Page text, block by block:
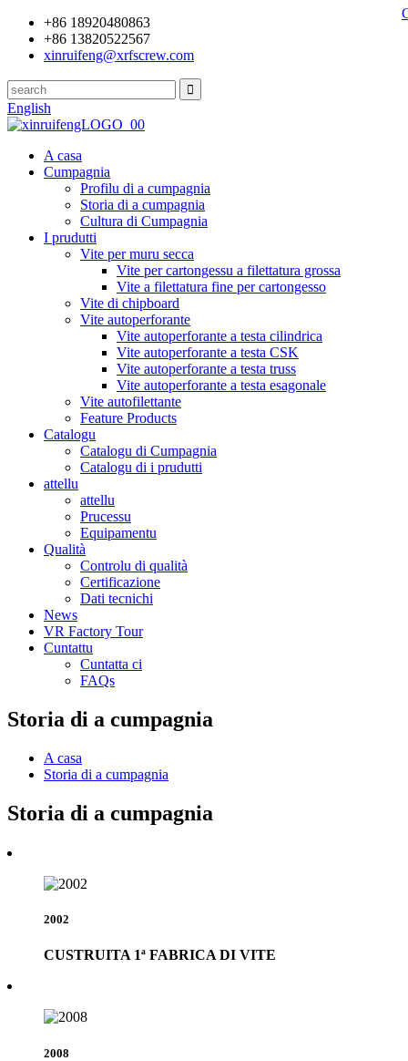
+86 18920480863
+86 13820522567
xinruifeng@xrfscrew.com
English
A casa
Cumpagnia
Profilu di a cumpagnia
Storia di a cumpagnia
Cultura di Cumpagnia
I prudutti
Vite per muru secca
Vite per cartongessu a filettatura grossa
Vite a filettatura fine per cartongesso
Vite di chipboard
Vite autoperforante
Vite autoperforante a testa cilindrica
Vite autoperforante a testa CSK
Vite autoperforante a testa truss
Vite autoperforante a testa esagonale
Vite autofilettante
Feature Products
Catalogu
Catalogu di Cumpagnia
Catalogu di i prudutti
attellu
attellu
Prucessu
Equipamentu
Qualità
Controlu di qualità
Certificazione
Dati tecnichi
News
VR Factory Tour
Cuntattu
Cuntatta ci
FAQs
Storia di a cumpagnia
A casa
Storia di a cumpagnia
Storia di a cumpagnia
2002
CUSTRUITA 1ª FABRICA DI VITE
2008